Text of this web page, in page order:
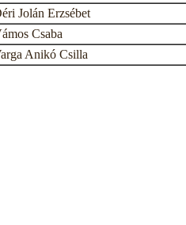
Jolán Erzsébet
Csaba
Anikó Csilla